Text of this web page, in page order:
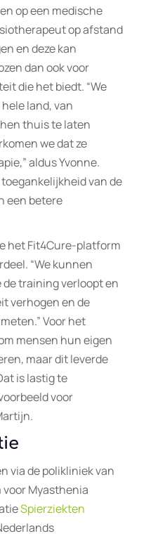
op een medische
op afstand
en deze kan
dan ook voor
die het biedt. “We
land, van
thuis te laten
we dat ze
aldus Yvonne.
van de
een betere
het Fit4Cure-platform
“We kunnen
training verloopt en
verhogen en de
Voor het
mensen hun eigen
maar dit leverde
is lastig te
voor
via de polikliniek van
Myasthenia
Spierziekten